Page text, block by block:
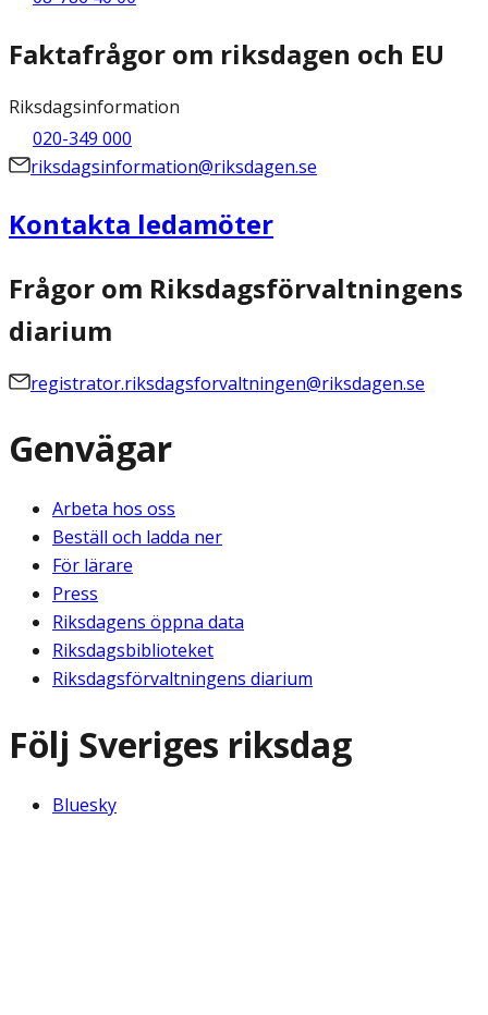
Faktafrågor om riksdagen och EU
Riksdagsinformation
020-349 000
riksdagsinformation@riksdagen.se
Kontakta ledamöter
Frågor om Riksdagsförvaltningens
diarium
registrator.riksdagsforvaltningen@riksdagen.se
Genvägar
Arbeta hos oss
Beställ och ladda ner
För lärare
Press
Riksdagens öppna data
Riksdagsbiblioteket
Riksdagsförvaltningens diarium
Följ Sveriges riksdag
Bluesky